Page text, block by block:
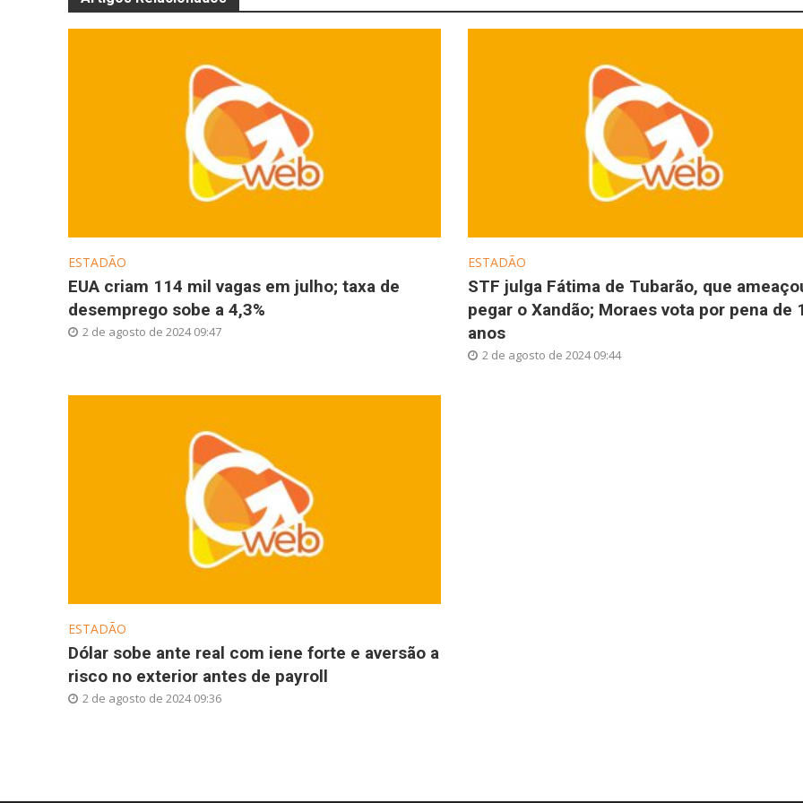
ESTADÃO
EUA criam 114 mil vagas em julho; taxa de
desemprego sobe a 4,3%
2 de agosto de 2024 09:47
ESTADÃO
STF julga Fátima de Tubarão, que
pegar o Xandão; Moraes vota por pena de
anos
2 de agosto de 2024 09:44
ESTADÃO
Dólar sobe ante real com iene forte e aversão a
risco no exterior antes de payroll
2 de agosto de 2024 09:36